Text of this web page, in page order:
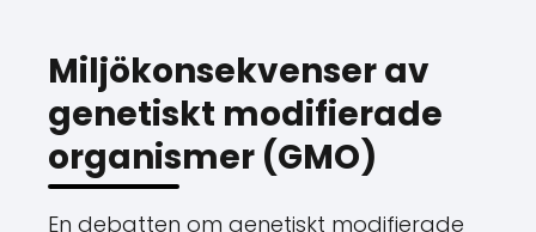
Miljökonsekvenser av
genetiskt modifierade
organismer (GMO)
En debatten om genetiskt modifierade